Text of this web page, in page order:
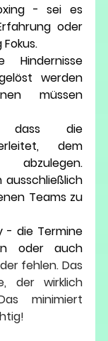
- sei es
oder
Hindernisse
werden
müssen
dass die
dem
abzulegen.
Teams zu
- die Termine
fehlen. Das
der wirklich
minimiert